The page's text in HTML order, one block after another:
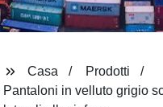
Casa
Prodotti
Pantaloni in velluto grigio